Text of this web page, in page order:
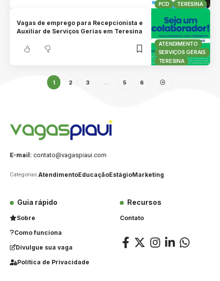
PCD
TERESINA
ATENDIMENTO
SERVIÇOS GERAIS
TERESINA
Vagas de emprego para Recepcionista e
Auxiliar de Serviços Gerias em Teresina
1 2 3 5 6
E-mail: contato@vagaspiaui.com
Categorias:AtendimentoEducaçãoEstágioMarketing
Guia rápido
Sobre
Como funciona
Divulgue sua vaga
Política de Privacidade
Recursos
Contato